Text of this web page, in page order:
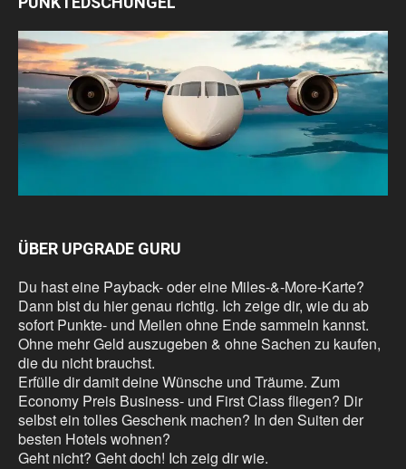
ÜBER UPGRADE GURU
Du hast eine Payback- oder eine Miles-&-More-Karte?
Dann bist du hier genau richtig. Ich zeige dir, wie du ab
sofort Punkte- und Meilen ohne Ende sammeln kannst.
Ohne mehr Geld auszugeben & ohne Sachen zu kaufen,
die du nicht brauchst.
Erfülle dir damit deine Wünsche und Träume. Zum
Economy Preis Business- und First Class fliegen? Dir
selbst ein tolles Geschenk machen? In den Suiten der
besten Hotels wohnen?
Geht nicht? Geht doch! Ich zeig dir wie.